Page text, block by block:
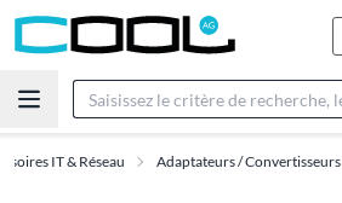
IT & Réseau Adaptateurs / Convertisseurs